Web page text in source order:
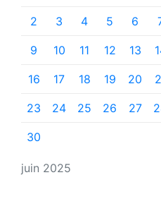
juin 2025
2 3 4 5 6
9 10 11 12 13
16 17 18 19 20
23 24 25 26 27
30